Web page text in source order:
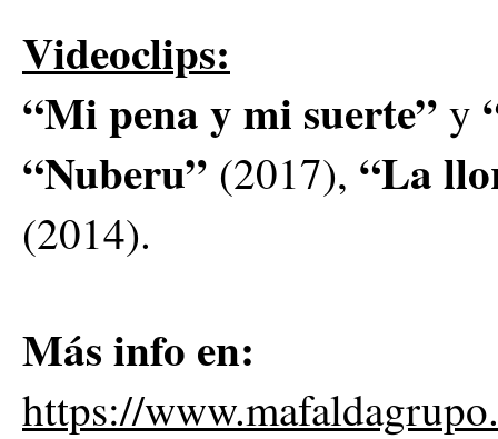
Videoclips:
“Mi pena y mi suerte” y
“Nuberu” (2017), “La
(2014).
Más info en:
https://